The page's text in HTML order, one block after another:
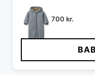
700 kr.